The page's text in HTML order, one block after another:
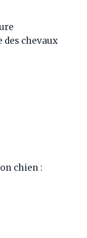
des chevaux
chien :